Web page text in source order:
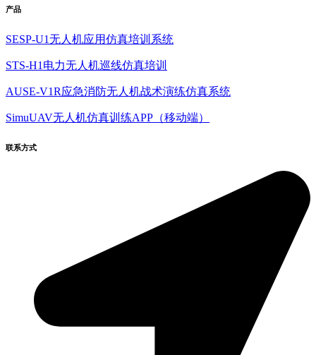
产品
SESP-U1无人机应用仿真培训系统
STS-H1电力无人机巡线仿真培训
AUSE-V1R应急消防无人机战术演练仿真系统
SimuUAV无人机仿真训练APP（移动端）
联系方式